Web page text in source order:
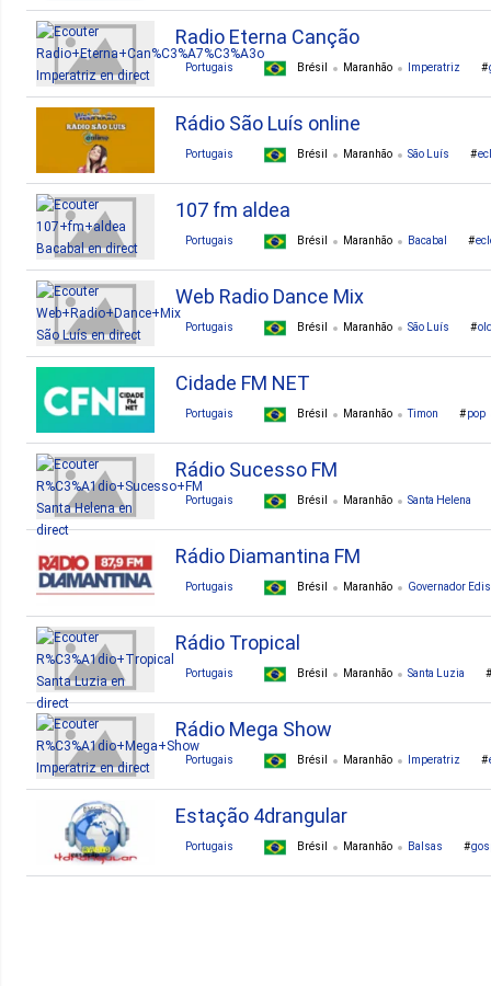
Radio Eterna Canção
Portugais Brésil Maranhão Imperatriz
Rádio São Luís online
Portugais Brésil Maranhão São Luís
107 fm aldea
Portugais Brésil Maranhão Bacabal
Web Radio Dance Mix
Portugais Brésil Maranhão São Luís
Cidade FM NET
Portugais Brésil Maranhão Timon pop
Rádio Sucesso FM
Portugais Brésil Maranhão Santa Helena
Rádio Diamantina FM
Portugais Brésil Maranhão Governador
Rádio Tropical
Portugais Brésil Maranhão Santa Luzia
Rádio Mega Show
Portugais Brésil Maranhão Imperatriz
Estação 4drangular
Portugais Brésil Maranhão Balsas